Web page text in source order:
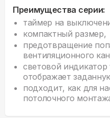
Преимущества серии:
таймер на
компактный размер,
предотвращение
вентиляционного
световой
отображает
подходит, как для
потолочного